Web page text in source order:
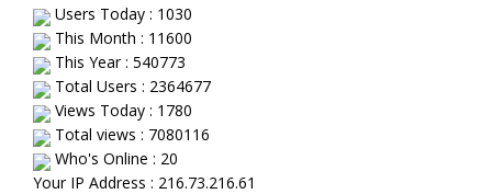
Users Today : 1030
This Month : 11600
This Year : 540773
Total Users : 2364677
Views Today : 1780
Total views : 7080116
Who's Online : 20
Your IP Address : 216.73.216.61